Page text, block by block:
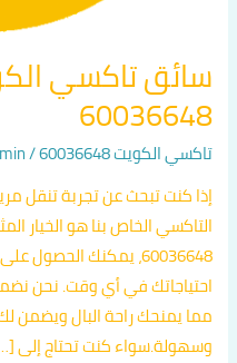
سائق تاكسي
60036648
تاكسي الكويت 60036648 /
إذا كنت تبحث عن تجربة تنقل
التاكسي الخاص بنا هو الخيار
60036648، يمكنك
احتياجاتك في أي وقت. نحن
مما يمنحك راحة البال ويضمن
وسهولة.سواء كنت تحتاج إلى